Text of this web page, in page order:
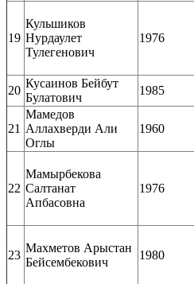
19
Кульшиков
Нурдаулет
Тулегенович
1976
20
Кусаинов Бейбут
Булатович
1985
21
Мамедов
Аллахверди Али
Оглы
1960
22
Мамырбекова
Салтанат
Апбасовна
1976
23
Махметов Арыстан
Бейсембекович
1980